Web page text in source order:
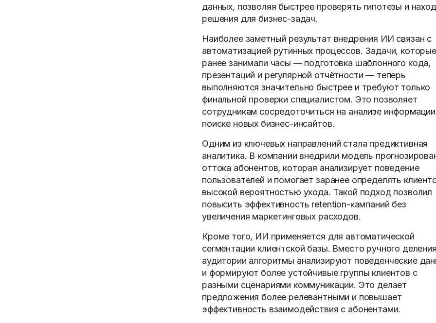
данных, позволяя быстрее проверять гипотезы и
решения для бизнес-задач.
Наиболее заметный результат внедрения ИИ связан с
автоматизацией рутинных процессов. Задачи, которые
ранее занимали часы — подготовка шаблонного кода,
презентаций и регулярной отчётности — теперь
выполняются значительно быстрее и требуют только
финальной проверки специалистом. Это позволяет
сотрудникам сосредоточиться на анализе
поиске новых бизнес-инсайтов.
Одним из ключевых направлений стала предиктивная
аналитика. В компании внедрили модель
оттока абонентов, которая анализирует поведение
пользователей и помогает заранее определять
высокой вероятностью ухода. Такой подход позволил
повысить эффективность retention-кампаний без
увеличения маркетинговых расходов.
Кроме того, ИИ применяется для автоматической
сегментации клиентской базы. Вместо ручного деления
аудитории алгоритмы анализируют поведенческие
и формируют более устойчивые группы клиентов с
разными сценариями коммуникации. Это делает
предложения более релевантными и повышает
эффективность взаимодействия с абонентами.